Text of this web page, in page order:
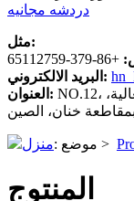
دردشه مجانيه
مثل:
+86-379-65112759
البريد الالكتروني:
العنوان: NO.12، فنغ الطريق، منطقة تنمية التكنولوجيا العالية،
بمقاطعة خنان، الصين
موضع :منزل >
المنتوج